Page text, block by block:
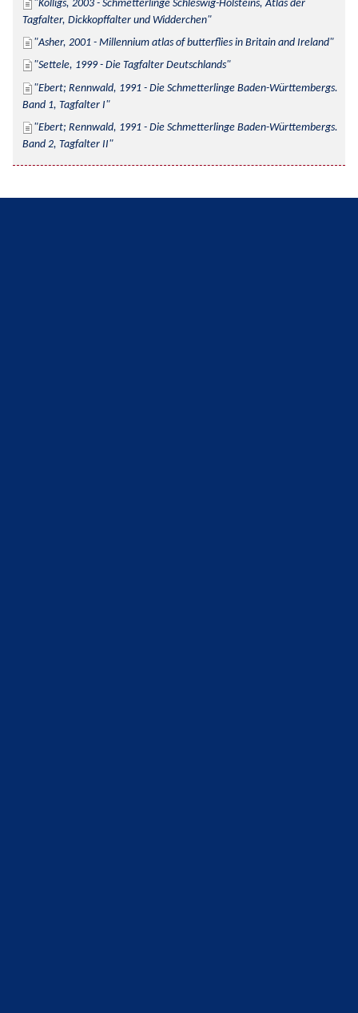
Kolligs, 2003 - Schmetterlinge Schleswig-Holsteins, Atlas der
Tagfalter, Dickkopffalter und Widderchen
Asher, 2001 - Millennium atlas of butterflies in Britain and Ireland
Settele, 1999 - Die Tagfalter Deutschlands
Ebert; Rennwald, 1991 - Die Schmetterlinge Baden-Württembergs.
Band 1, Tagfalter I
Ebert; Rennwald, 1991 - Die Schmetterlinge Baden-Württembergs.
Band 2, Tagfalter II